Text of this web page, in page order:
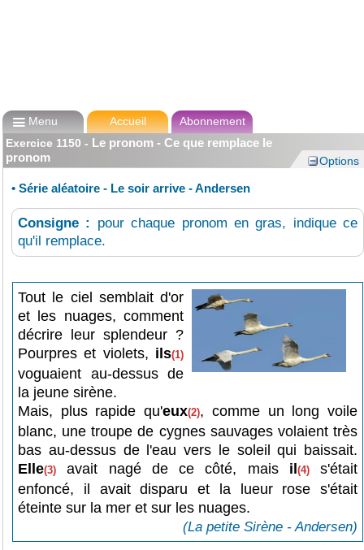
Menu Accueil
Abonnement
Exercice 1150 - Le pronom - Ce que remplace le
pronom
Options
• Série aléatoire - Le soir arrive - Andersen
Consigne : pour chaque pronom en gras, indique ce
qu'il remplace.
Tout le ciel semblait d'or
et les nuages, comment
décrire leur splendeur ?
Pourpres et violets, ils(1)
voguaient au-dessus de
la jeune sirène.
Mais, plus rapide qu'eux(2), comme un long voile
blanc, une troupe de cygnes sauvages volaient très
bas au-dessus de l'eau vers le soleil qui baissait.
Elle(3) avait nagé de ce côté, mais il(4)s'était
enfoncé, il avait disparu et la lueur rose s'était
éteinte sur la mer et sur les nuages.
(La petite Sirène - Andersen)